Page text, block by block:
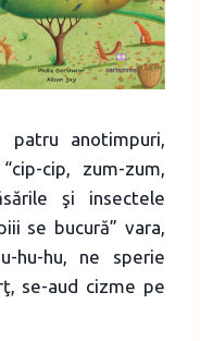
anotimpuri,
cip, zum-zum,
şi insectele
se bucură” vara,
hu-hu, ne sperie
se-aud cizme pe